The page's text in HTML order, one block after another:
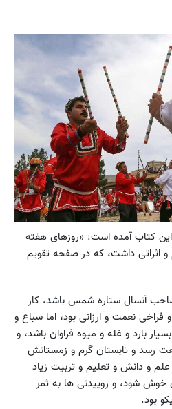
کتاب آمده است: «روزهای هفته
و اثراتی داشت، که در صفحه تقویم
صاحب آنسال ستاره شمس باشد، کار
فراخی نعمت و ارزانی بود، اما سباع و
بارد و غله و میوه فراوان باشد، و
رسد و تابستان گرم و زمستانش
و دانش و تعلیم و تربیت زیاد
خوش شود، و روییدنی ها به ثمر
بود.